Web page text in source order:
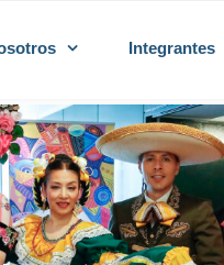
Integrantes